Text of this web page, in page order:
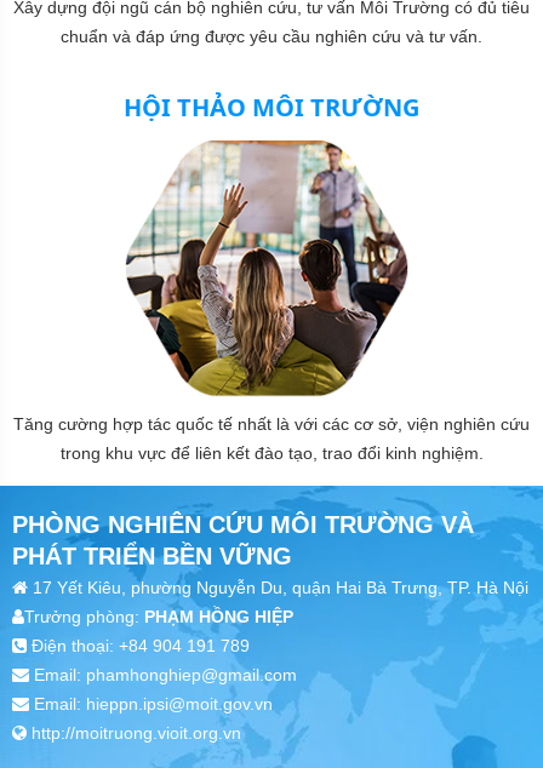
Xây dựng đội ngũ cán bộ nghiên cứu, tư vấn Môi Trường có đủ tiêu
chuẩn và đáp ứng được yêu cầu nghiên cứu và tư vấn.
HỘI THẢO MÔI TRƯỜNG
Tăng cường hợp tác quốc tế nhất là với các cơ sở, viện nghiên cứu
trong khu vực để liên kết đào tạo, trao đổi kinh nghiệm.
PHÒNG NGHIÊN CỨU MÔI TRƯỜNG VÀ
PHÁT TRIỂN BỀN VỮNG
17 Yết Kiêu, phường Nguyễn Du, quận Hai Bà Trưng, TP. Hà Nội
Trưởng phòng: PHẠM HỒNG HIỆP
Điện thoại: +84 904 191 789
Email: phamhonghiep@gmail.com
Email: hieppn.ipsi@moit.gov.vn
http://moitruong.vioit.org.vn